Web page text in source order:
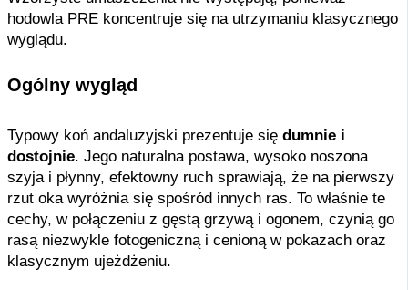
hodowla PRE koncentruje się na utrzymaniu klasycznego
wyglądu.
Ogólny wygląd
Typowy koń andaluzyjski prezentuje się dumnie i
dostojnie. Jego naturalna postawa, wysoko noszona
szyja i płynny, efektowny ruch sprawiają, że na pierwszy
rzut oka wyróżnia się spośród innych ras. To właśnie te
cechy, w połączeniu z gęstą grzywą i ogonem, czynią go
rasą niezwykle fotogeniczną i cenioną w pokazach oraz
klasycznym ujeżdżeniu.